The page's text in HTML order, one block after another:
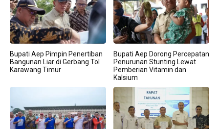
Bupati Aep Pimpin Penertiban
Bangunan Liar di Gerbang Tol
Karawang Timur
Bupati Aep Dorong Percepatan
Penurunan Stunting Lewat
Pemberian Vitamin dan
Kalsium